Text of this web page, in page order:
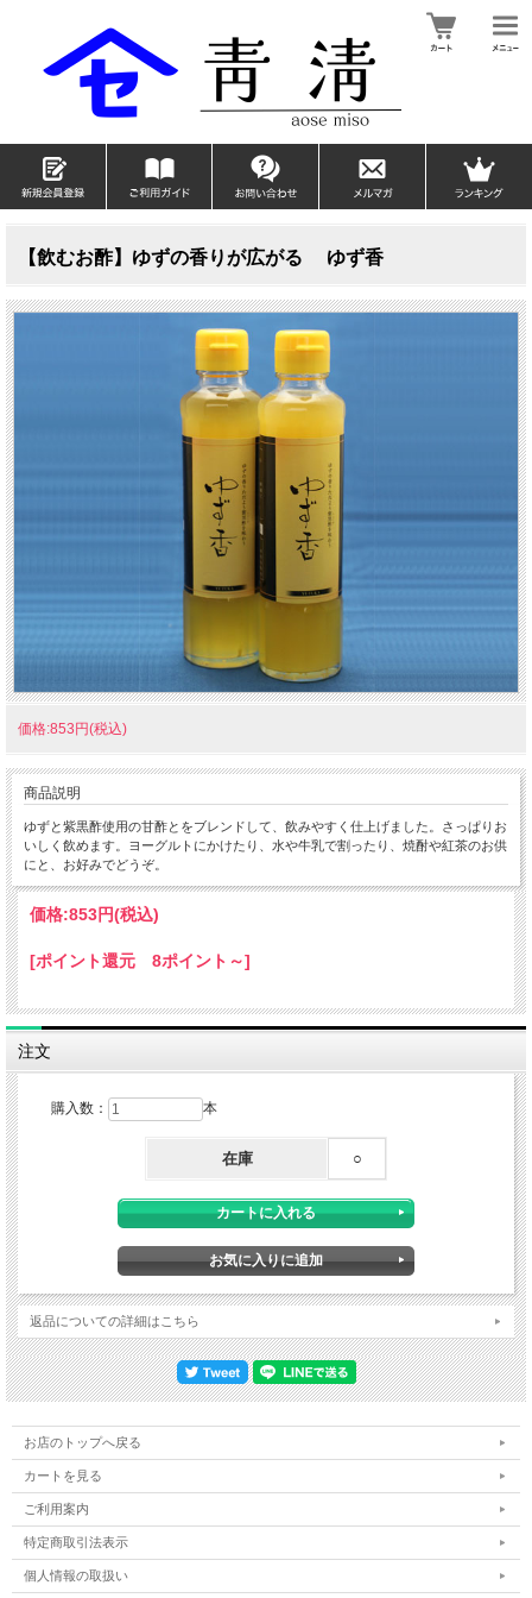
【飲むお酢】ゆずの香りが広がる ゆず香
価格:853円(税込)
商品説明
ゆずと紫黒酢使用の甘酢とをブレンドして、飲みやすく仕上げました。さっぱりお
いしく飲めます。ヨーグルトにかけたり、水や牛乳で割ったり、焼酎や紅茶のお供
にと、お好みでどうぞ。
価格:853円(税込)
[ポイント還元 8ポイント～]
注文
購入数： 本
在庫 ○
返品についての詳細はこちら
お店のトップへ戻る
カートを見る
ご利用案内
特定商取引法表示
個人情報の取扱い